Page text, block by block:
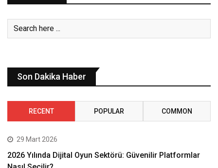
Son Dakika Haber
RECENT POPULAR COMMON
29 Mart 2026
2026 Yılında Dijital Oyun Sektörü: Güvenilir Platformlar